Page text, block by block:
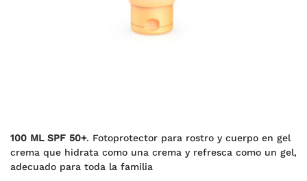
100 ML SPF 50+. Fotoprotector para rostro y cuerpo en gel
crema que hidrata como una crema y refresca como un gel,
adecuado para toda la familia